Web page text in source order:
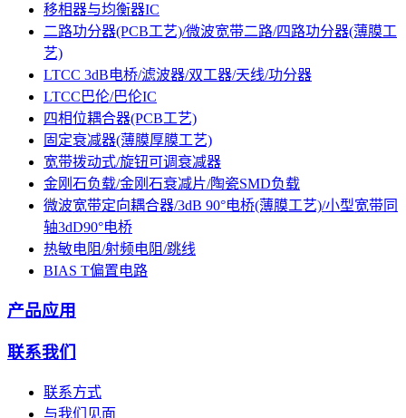
移相器与均衡器IC
二路功分器(PCB工艺)/微波宽带二路/四路功分器(薄膜工
艺)
LTCC 3dB电桥/滤波器/双工器/天线/功分器
LTCC巴伦/巴伦IC
四相位耦合器(PCB工艺)
固定衰减器(薄膜厚膜工艺)
宽带拨动式/旋钮可调衰减器
金刚石负载/金刚石衰减片/陶瓷SMD负载
微波宽带定向耦合器/3dB 90°电桥(薄膜工艺)/小型宽带同
轴3dD90°电桥
热敏电阻/射频电阻/跳线
BIAS T偏置电路
产品应用
联系我们
联系方式
与我们见面